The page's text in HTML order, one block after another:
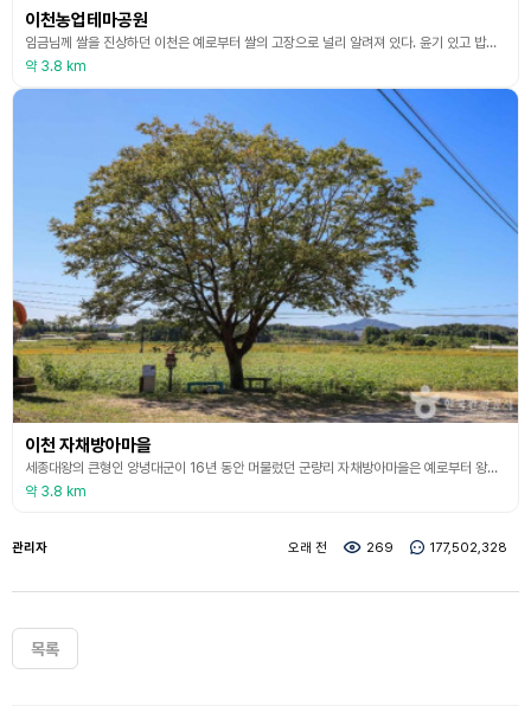
이천농업테마공원
임금님께 쌀을 진상하던 이천은 예로부터 쌀의 고장으로 널리 알려져 있다. 윤기 있고 밥맛 좋은 이천쌀은 따사로운 햇살과 맑은 물, 그리고 기름진 땅이 어우러진 천혜의 자연환경이 만들어낸 전국 제일의 쌀이라는 명성을 얻고 있다. 이러한 전국 제일의 쌀을 만들어주는 이천이 가진 자연의 혜택과 추수의 기쁨, 그리고 유구한 역사를 가진 이천의 민속 문화를 나누기 위하여 이천시농업테마공원을 조성하게 되었다. 이천시농업테마공원은 농경사회를 기억하시는 어른들에게는
약 3.8 km
이천 자채방아마을
세종대왕의 큰형인 양녕대군이 16년 동안 머물렀던 군량리 자채방아마을은 예로부터 왕에게 진상했던 쌀인 자채벼를 경작해 왔고, 자채벼를 가꾸며 부르던 ‘자채방아’ 농요가 아직도 이어져 내려오고 있는 곳으로, 우리 농촌의 독특한 전통문화와 농사체험을 할 수 있는 마을이다. (출처 : 이천자채방아마을 홈페이지)
약 3.8 km
관리자 오래 전 269 177,502,328
목록